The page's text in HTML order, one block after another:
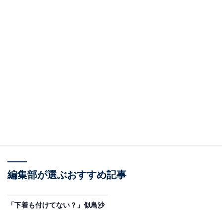
編集部が選ぶおすすめ記事
「下着も付けてない？」似鳥沙